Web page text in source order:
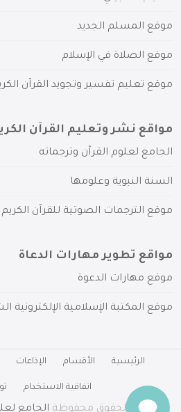
موقع المسلم الجديد
موقع الصلاة في الإسلام
موقع تعليم تفسير وتجويد القرآن
مواقع نشر وتعليم القرآن
الجامع لعلوم القرآن وترجماته
السنة النبوية وعلومها
موقع الترجمات الصوتية للقرآن الكريم
مواقع تطوير مهارات الدعاة
موقع مهارات الدعوة
موقع المكتبة الإسلامية الإلكترونية
الرئيسية الأقسام الإذاعات
اتفاقية الاستخدام
جميع الحقوق محفوظة الجامع